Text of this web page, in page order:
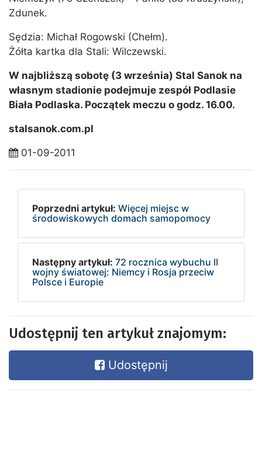
Zdunek.
Sędzia: Michał Rogowski (Chełm).
Żółta kartka dla Stali: Wilczewski.
W najbliższą sobotę (3 września) Stal Sanok na
własnym stadionie podejmuje zespół Podlasie
Biała Podlaska. Początek meczu o godz. 16.00.
stalsanok.com.pl
01-09-2011
Poprzedni artykuł: Więcej miejsc w
środowiskowych domach samopomocy
Następny artykuł: 72 rocznica wybuchu II
wojny światowej: Niemcy i Rosja przeciw
Polsce i Europie
Udostępnij ten artykuł znajomym:
Udostępnij